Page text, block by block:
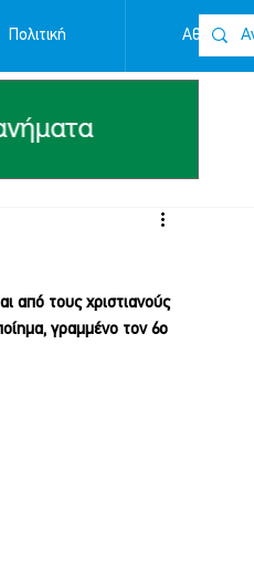
Πολιτική Αθλητικά
από τους χριστιανούς
γραμμένο τον 6ο